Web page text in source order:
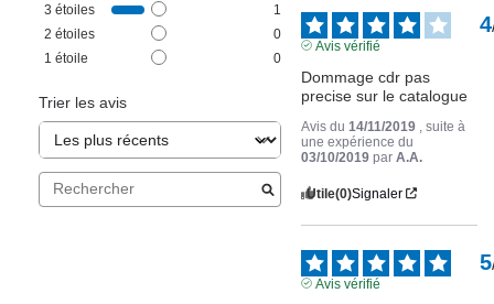
3 étoiles
1
2 étoiles
0
1 étoile 0
Trier les avis
4
Avis vérifié
Dommage cdr pas
precise sur le catalogue
Avis du 14/11/2019
, suite à
une expérience du
03/10/2019 parA.A.
Utile(0)Signaler
5
Avis vérifié